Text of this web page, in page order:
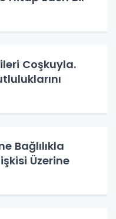
Coşkuyla.
Bağlılıkla
Üzerine